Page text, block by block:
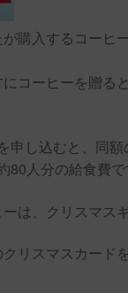
購入するコーヒ
コーヒーを贈る
申し込むと、同
人分の給食費で
は、クリスマス
リスマスカード